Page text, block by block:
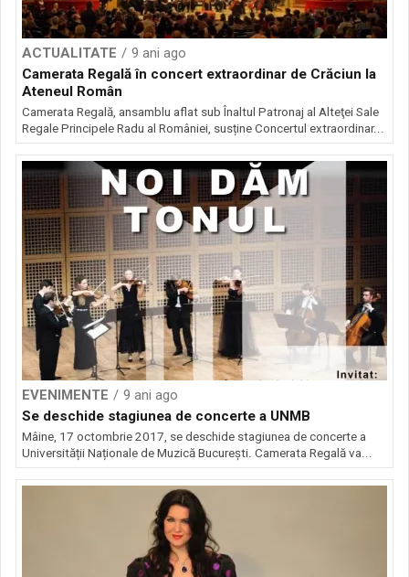
ACTUALITATE
9 ani ago
Camerata Regală în concert extraordinar de Crăciun la
Ateneul Român
Camerata Regală, ansamblu aflat sub Înaltul Patronaj al Alteţei Sale
Regale Principele Radu al României, susține Concertul extraordinar...
EVENIMENTE
9 ani ago
Se deschide stagiunea de concerte a UNMB
Mâine, 17 octombrie 2017, se deschide stagiunea de concerte a
Universității Naționale de Muzică București. Camerata Regală va...